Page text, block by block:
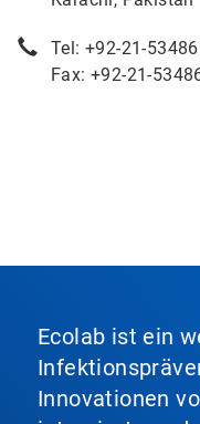
Tel: +92-21-
Fax: +92-21-
Ecolab ist ein
Innovationen